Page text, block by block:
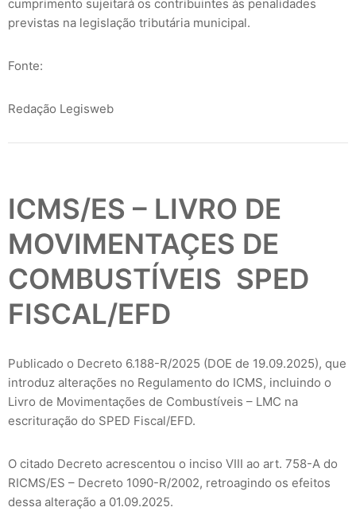
cumprimento sujeitará os contribuintes às penalidades
previstas na legislação tributária municipal.
Fonte:
Redação Legisweb
ICMS/ES – LIVRO DE
MOVIMENTAÇES DE
COMBUSTÍVEIS  SPED
FISCAL/EFD
Publicado o Decreto 6.188-R/2025 (DOE de 19.09.2025), que
introduz alterações no Regulamento do ICMS, incluindo o
Livro de Movimentações de Combustíveis – LMC na
escrituração do SPED Fiscal/EFD.
O citado Decreto acrescentou o inciso VIII ao art. 758-A do
RICMS/ES – Decreto 1090-R/2002, retroagindo os efeitos
dessa alteração a 01.09.2025.